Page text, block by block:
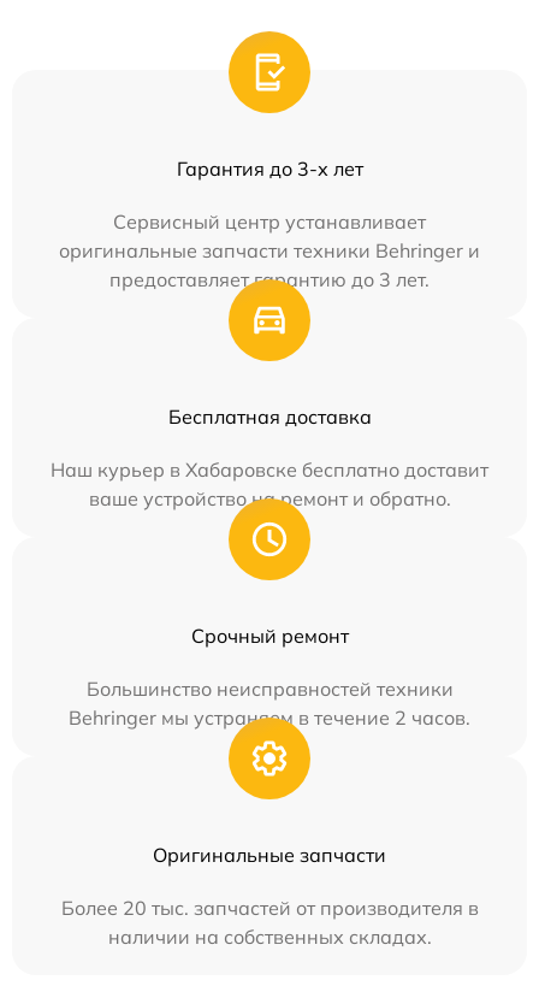
Гарантия до 3-х лет
Сервисный центр устанавливает
оригинальные запчасти техники Behringer и
предоставляет гарантию до 3 лет.
Бесплатная доставка
Наш курьер в Хабаровске бесплатно доставит
ваше устройство на ремонт и обратно.
Срочный ремонт
Большинство неисправностей техники
Behringer мы устраняем в течение 2 часов.
Оригинальные запчасти
Более 20 тыс. запчастей от производителя в
наличии на собственных складах.